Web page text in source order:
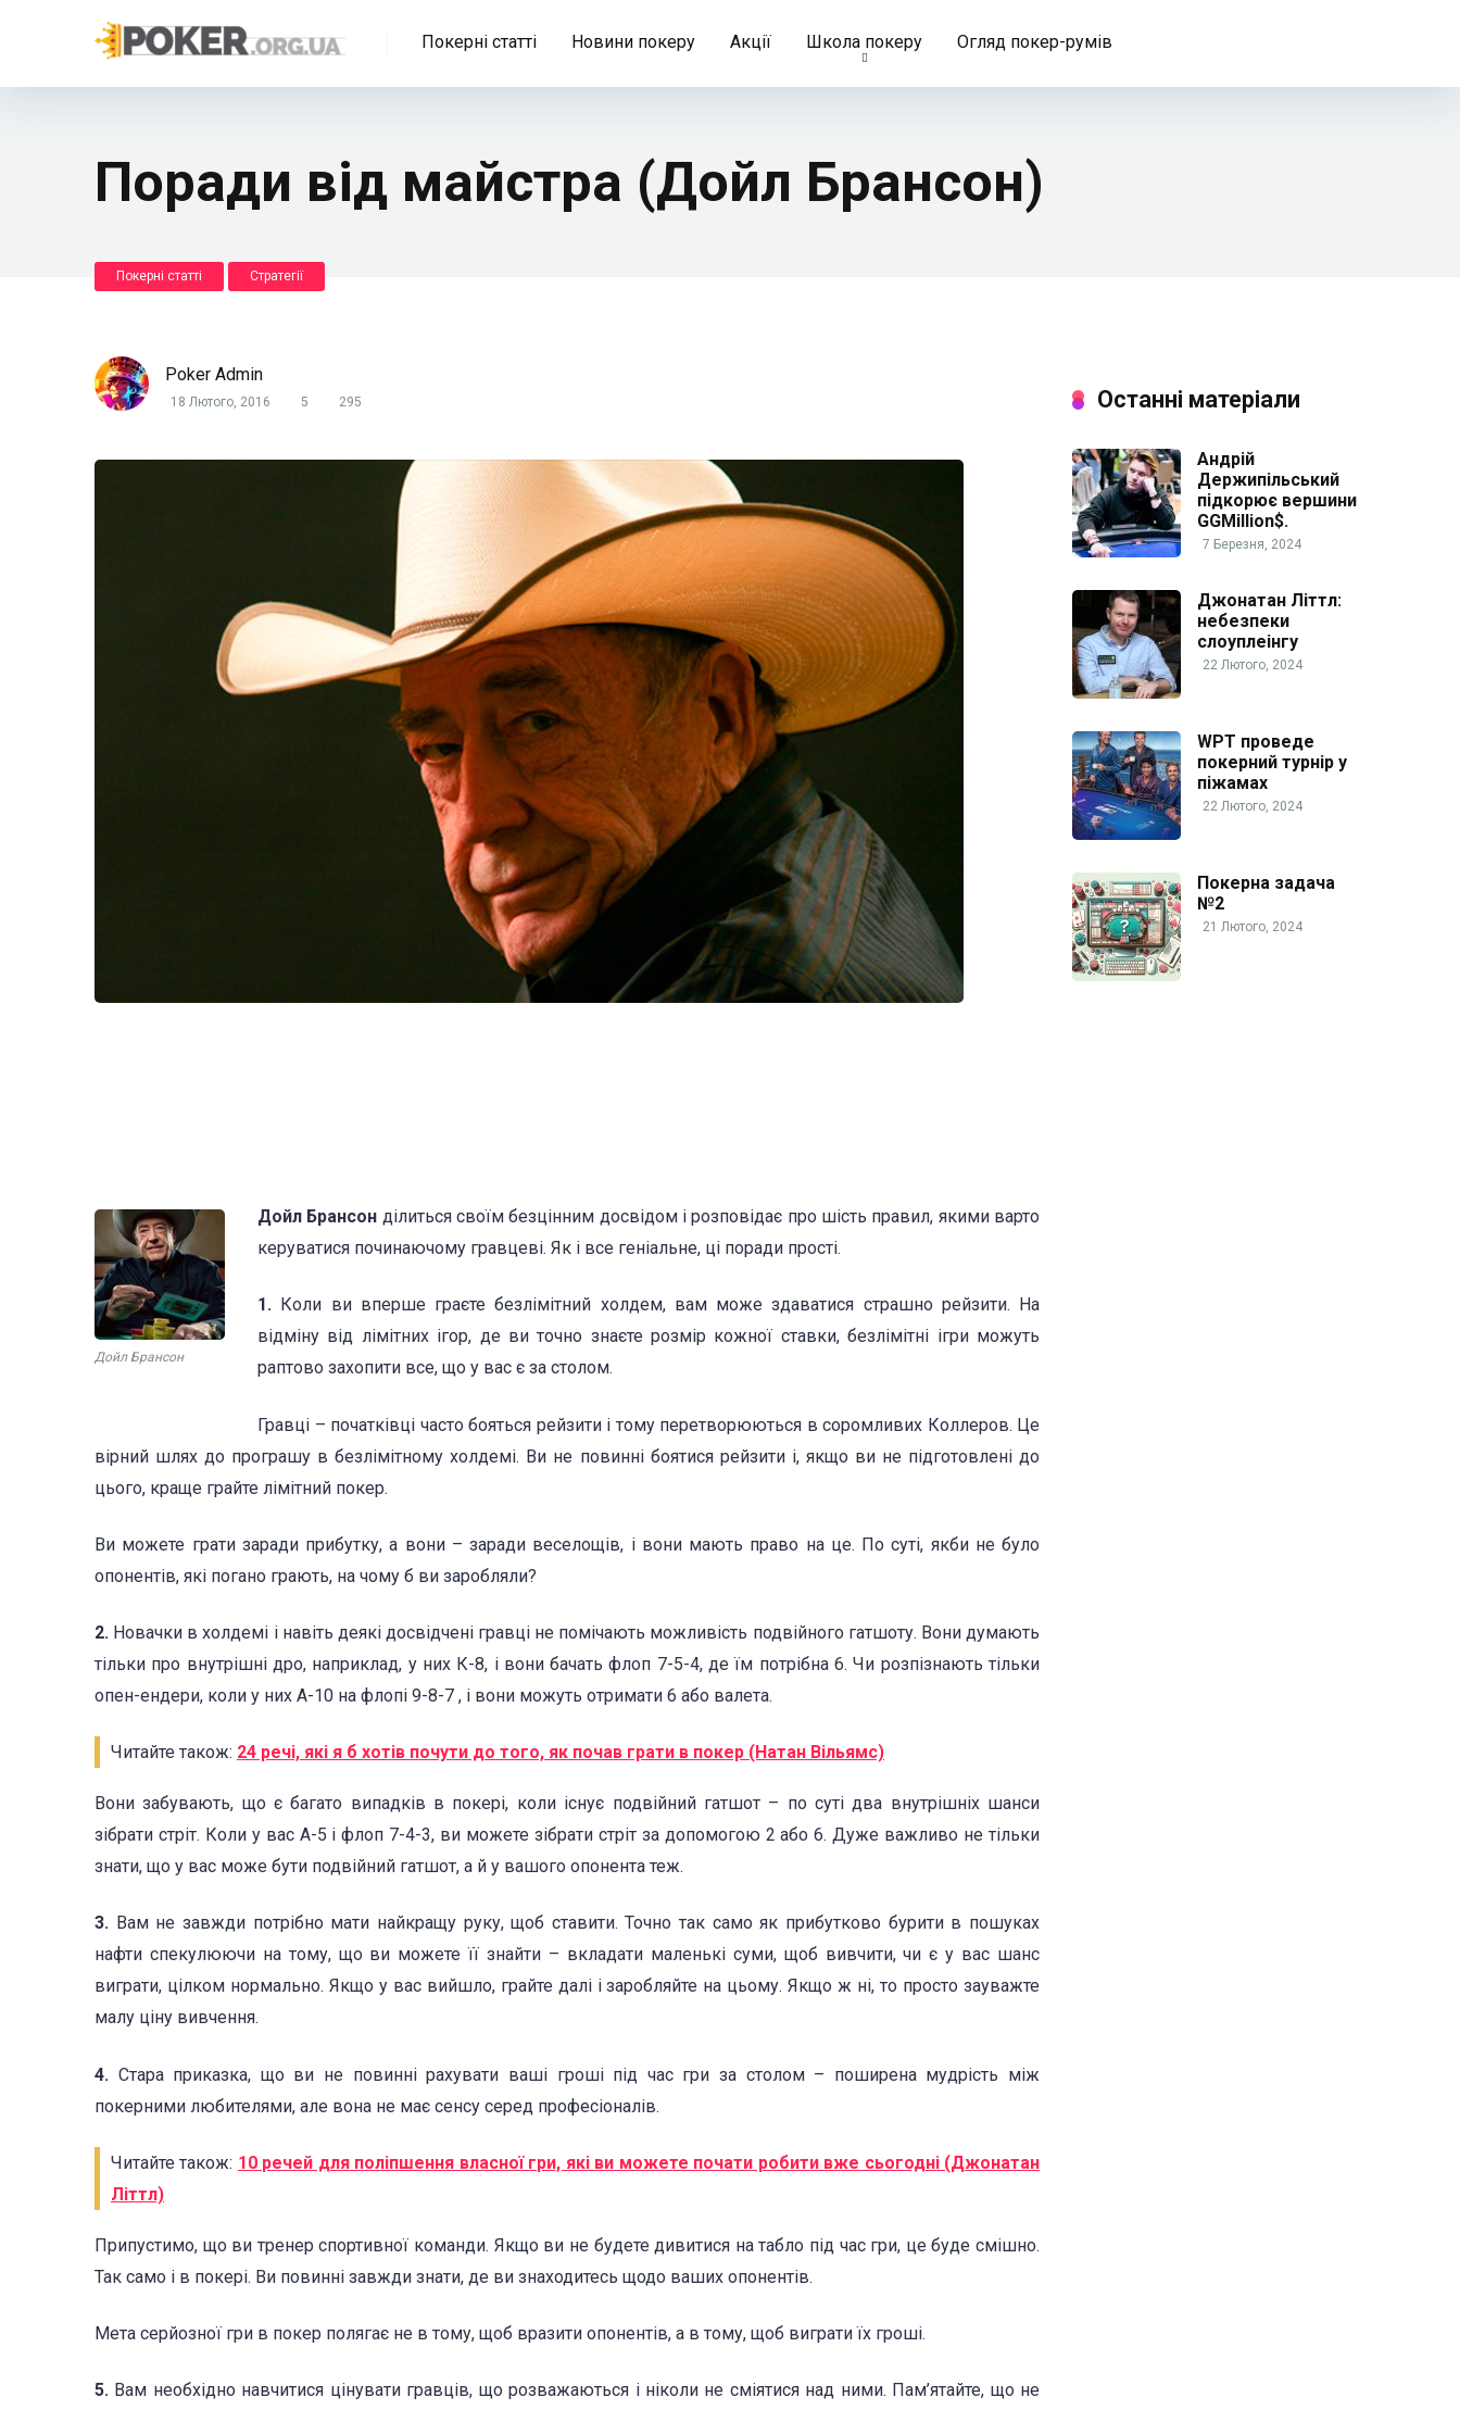
Покерні статті Новини покеру Акції Школа покеру Огляд покер-румів
Поради від майстра (Дойл Брансон)
Покерні статті Стратегії
Poker Admin
18 Лютого, 2016 5 295
Дойл Брансон
Дойл Брансон ділиться своїм безцінним досвідом і розповідає про шість правил, якими варто
керуватися починаючому гравцеві. Як і все геніальне, ці поради прості.
1. Коли ви вперше граєте безлімітний холдем, вам може здаватися страшно рейзити. На
відміну від лімітних ігор, де ви точно знаєте розмір кожної ставки, безлімітні ігри можуть
раптово захопити все, що у вас є за столом.
Гравці – початківці часто бояться рейзити і тому перетворюються в соромливих Коллеров. Це
вірний шлях до програшу в безлімітному холдемі. Ви не повинні боятися рейзити і, якщо ви не підготовлені до
цього, краще грайте лімітний покер.
Ви можете грати заради прибутку, а вони – заради веселощів, і вони мають право на це. По суті, якби не було
опонентів, які погано грають, на чому б ви заробляли?
2. Новачки в холдемі і навіть деякі досвідчені гравці не помічають можливість подвійного гатшоту. Вони думають
тільки про внутрішні дро, наприклад, у них К-8, і вони бачать флоп 7-5-4, де їм потрібна 6. Чи розпізнають тільки
опен-ендери, коли у них А-10 на флопі 9-8-7 , і вони можуть отримати 6 або валета.
Читайте також: 24 речі, які я б хотів почути до того, як почав грати в покер (Натан Вільямс)
Вони забувають, що є багато випадків в покері, коли існує подвійний гатшот – по суті два внутрішніх шанси
зібрати стріт. Коли у вас А-5 і флоп 7-4-3, ви можете зібрати стріт за допомогою 2 або 6. Дуже важливо не тільки
знати, що у вас може бути подвійний гатшот, а й у вашого опонента теж.
3. Вам не завжди потрібно мати найкращу руку, щоб ставити. Точно так само як прибутково бурити в пошуках
нафти спекулюючи на тому, що ви можете її знайти – вкладати маленькі суми, щоб вивчити, чи є у вас шанс
виграти, цілком нормально. Якщо у вас вийшло, грайте далі і заробляйте на цьому. Якщо ж ні, то просто зауважте
малу ціну вивчення.
4. Стара приказка, що ви не повинні рахувати ваші гроші під час гри за столом – поширена мудрість між
покерними любителями, але вона не має сенсу серед професіоналів.
Читайте також: 10 речей для поліпшення власної гри, які ви можете почати робити вже сьогодні (Джонатан
Літтл)
Припустимо, що ви тренер спортивної команди. Якщо ви не будете дивитися на табло під час гри, це буде смішно.
Так само і в покері. Ви повинні завжди знати, де ви знаходитесь щодо ваших опонентів.
Мета серйозної гри в покер полягає не в тому, щоб вразити опонентів, а в тому, щоб виграти їх гроші.
5. Вам необхідно навчитися цінувати гравців, що розважаються і ніколи не сміятися над ними. Пам’ятайте, що не
Останні матеріали
Андрій
Держипільський
підкорює вершини
GGMillion$.
7 Березня, 2024
Джонатан Літтл:
небезпеки
слоуплеінгу
22 Лютого, 2024
WPT проведе
покерний турнір у
піжамах
22 Лютого, 2024
Покерна задача
№2
21 Лютого, 2024